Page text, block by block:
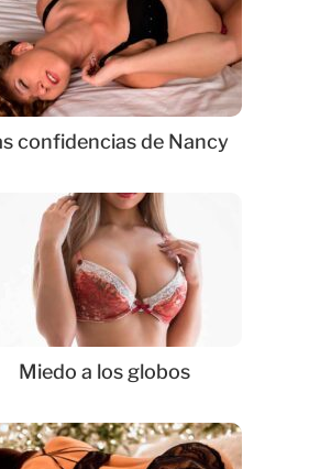
confidencias de Nancy
Miedo a los globos